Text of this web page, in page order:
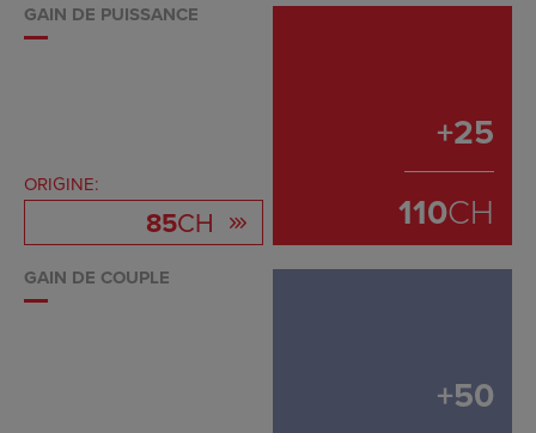
GAIN DE PUISSANCE
ORIGINE:
85CH
+25
110CH
GAIN DE COUPLE
+50